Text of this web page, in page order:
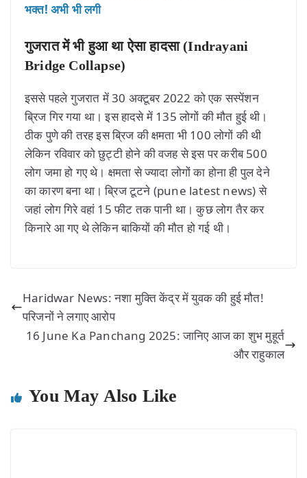
भक्त! अभी भी लगी
गुजरात में भी हुआ था ऐसा हादसा (Indrayani
Bridge Collapse)
इससे पहले गुजरात में 30 अक्टूबर 2022 को एक सस्पेंशन
ब्रिज गिर गया था। इस हादसे में 135 लोगों की मौत हुई थी।
ठीक पुणे की तरह इस ब्रिज की क्षमता भी 100 लोगों की थी
लेकिन रविवार को छुट्टी होने की वजह से इस पर करीब 500
लोग जमा हो गए थे। क्षमता से ज्यादा लोगों का होना ही पुल देने
का कारण बना था। ब्रिज टूटने (pune latest news) से
जहां लोग गिरे वहां 15 फीट तक पानी था। कुछ लोग तैर कर
किनारे आ गए थे लेकिन बाकियों की मौत हो गई थी।
Haridwar News: नशा मुक्ति केंद्र में युवक की हुई मौत!
परिजनों ने लगाए आरोप
16 June Ka Panchang 2025: जानिए आज का शुभ मुहूर्त
और राहुकाल
You May Also Like